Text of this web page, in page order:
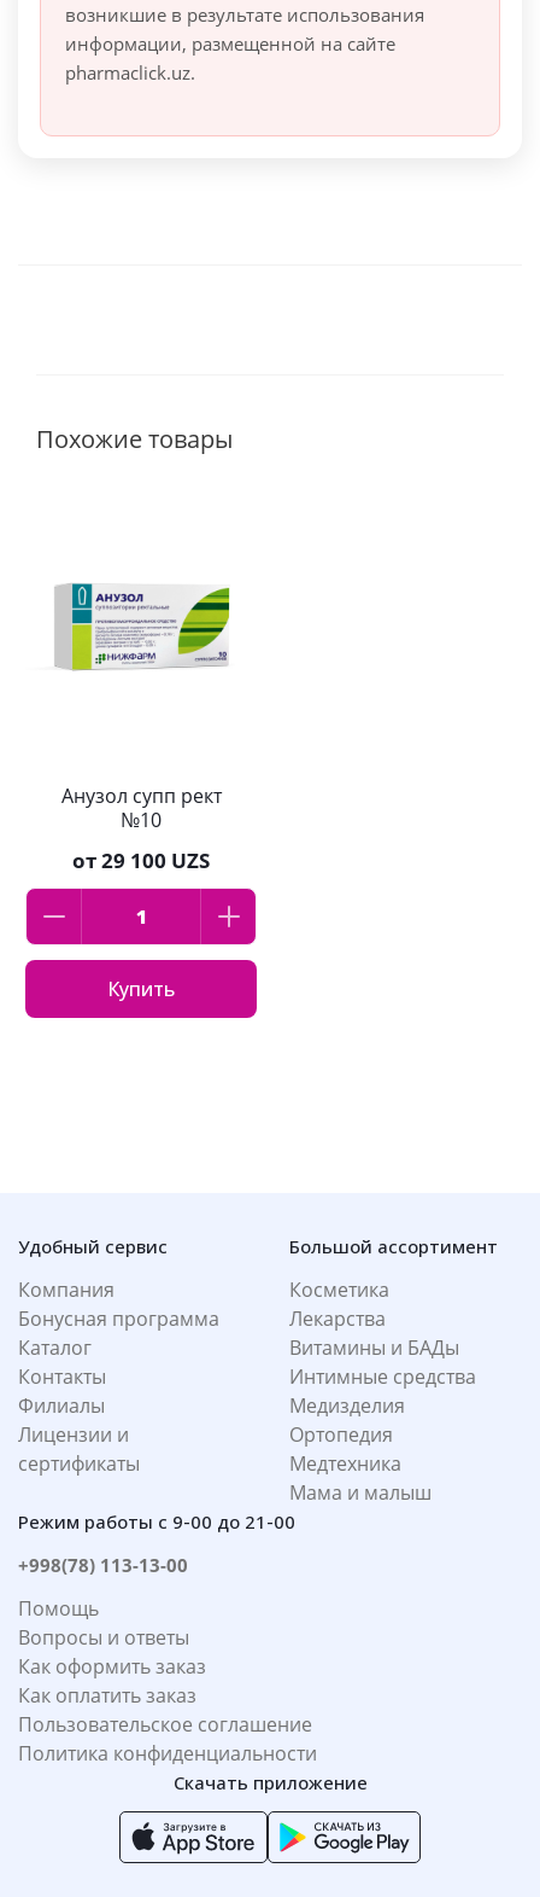
возникшие в результате использования
информации, размещенной на сайте
pharmaclick.uz.
Похожие товары
Анузол супп рект
№10
от29 100 UZS
Купить
Удобный сервис
Компания
Бонусная программа
Каталог
Контакты
Филиалы
Лицензии и
сертификаты
Большой ассортимент
Косметика
Лекарства
Витамины и БАДы
Интимные средства
Медизделия
Ортопедия
Медтехника
Мама и малыш
Режим работы с 9-00 до 21-00
+998(78) 113-13-00
Помощь
Вопросы и ответы
Как оформить заказ
Как оплатить заказ
Пользовательское соглашение
Политика конфиденциальности
Скачать приложение